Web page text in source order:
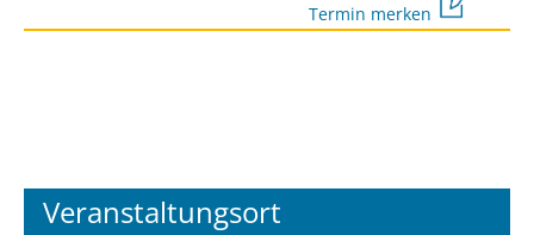
Termin merken
Veranstaltungsort